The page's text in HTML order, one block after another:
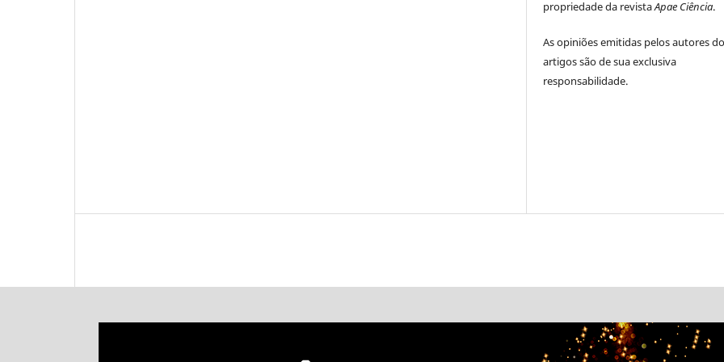
propriedade da revistaApae Ciência.
As opiniões emitidas pelos autores
artigos são de sua exclusiva
responsabilidade.